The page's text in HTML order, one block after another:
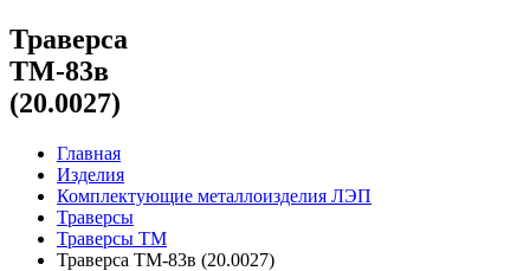
Траверса
ТМ-83в
(20.0027)
Главная
Изделия
Комплектующие металлоизделия ЛЭП
Траверсы
Траверсы ТМ
Траверса ТМ-83в (20.0027)